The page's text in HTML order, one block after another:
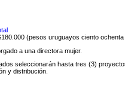
(pesos uruguayos ciento ochenta
a una directora mujer.
seleccionarán hasta tres (3)
y distribución.